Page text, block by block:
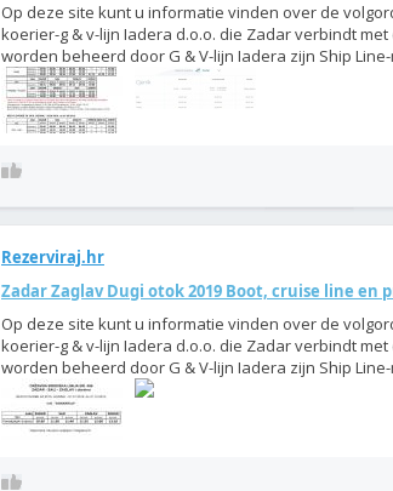
Op deze site kunt u informatie vinden over de
koerier-g & v-lijn Iadera d.o.o. die Zadar verbindt
worden beheerd door G & V-lijn Iadera zijn Ship Line-
Rezerviraj.hr
Zadar Zaglav Dugi otok 2019 Boot, cruise line en
Op deze site kunt u informatie vinden over de
koerier-g & v-lijn Iadera d.o.o. die Zadar verbindt
worden beheerd door G & V-lijn Iadera zijn Ship Line-